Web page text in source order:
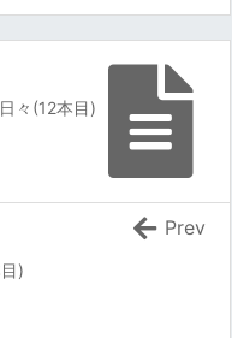
々(12本目)
)
Prev